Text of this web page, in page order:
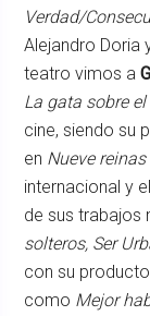
Verdad/
Alejandro Doria
teatro vimos a
La gata sobre
cine, siendo su
en Nueve reinas
internacional y
de sus trabajos
solteros, Ser
con su
como Mejor